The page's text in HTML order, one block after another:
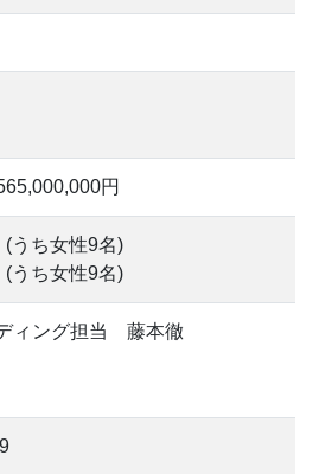
円
(うち女性9名)
(うち女性9名)
ィング担当 藤本徹